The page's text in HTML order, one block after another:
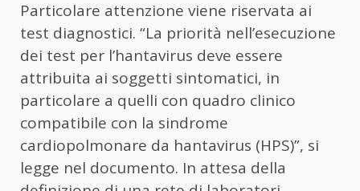
Particolare attenzione viene riservata ai
test diagnostici. “La priorità nell’esecuzione
dei test per l’hantavirus deve essere
attribuita ai soggetti sintomatici, in
particolare a quelli con quadro clinico
compatibile con la sindrome
cardiopolmonare da hantavirus (HPS)”, si
legge nel documento. In attesa della